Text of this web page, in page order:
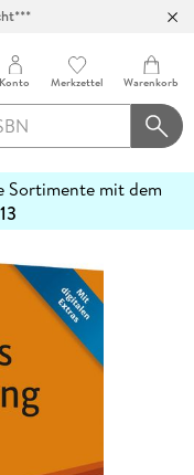
Konto Merkzettel Warenkorb
Sortimente mit dem